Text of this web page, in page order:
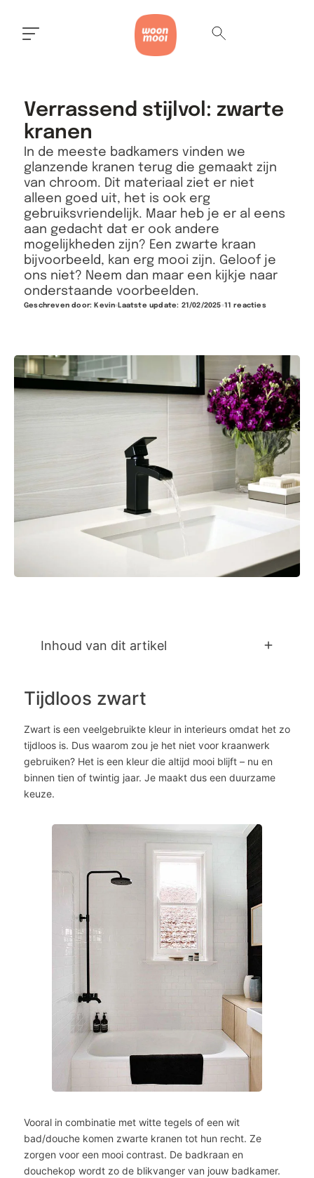
Verrassend stijlvol: zwarte
kranen
In de meeste badkamers vinden we
glanzende kranen terug die gemaakt zijn
van chroom. Dit materiaal ziet er niet
alleen goed uit, het is ook erg
gebruiksvriendelijk. Maar heb je er al eens
aan gedacht dat er ook andere
mogelijkheden zijn? Een zwarte kraan
bijvoorbeeld, kan erg mooi zijn. Geloof je
ons niet? Neem dan maar een kijkje naar
onderstaande voorbeelden.
Geschreven door: Kevin Laatste update: 21/02/2025 11 reacties
Inhoud van dit artikel
Tijdloos zwart
Zwart is een veelgebruikte kleur in interieurs omdat het zo
tijdloos is. Dus waarom zou je het niet voor kraanwerk
gebruiken? Het is een kleur die altijd mooi blijft – nu en
binnen tien of twintig jaar. Je maakt dus een duurzame
keuze.
Vooral in combinatie met witte tegels of een wit
bad/douche komen zwarte kranen tot hun recht. Ze
zorgen voor een mooi contrast. De badkraan en
douchekop wordt zo de blikvanger van jouw badkamer.